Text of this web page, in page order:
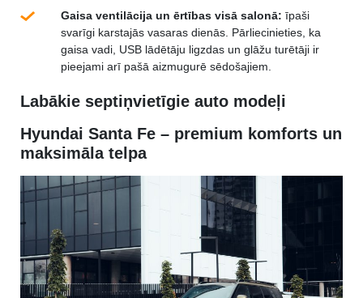
Gaisa ventilācija un ērtības visā salonā: īpaši
svarīgi karstajās vasaras dienās. Pārliecinieties, ka
gaisa vadi, USB lādētāju ligzdas un glāžu turētāji ir
pieejami arī pašā aizmugurē sēdošajiem.
Labākie septiņvietīgie auto modeļi
Hyundai Santa Fe – premium komforts un
maksimāla telpa